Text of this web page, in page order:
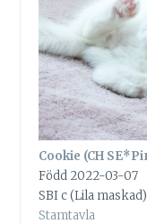
Cookie (CH
Född 2022-03-07
SBI c (Lila maskad)
Stamtavla